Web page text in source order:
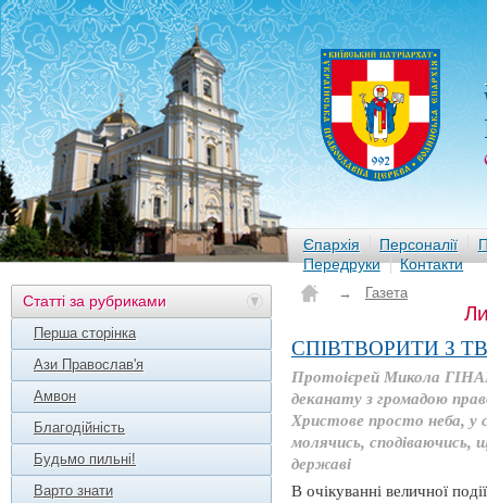
Єпархія Персоналії
Передруки
Контакти
Статті за рубриками
Перша сторінка
Ази Православ'я
Амвон
Благодійність
Будьмо пильні!
Варто знати
→ Газета
СПІВТВОРИТИ З
Протоієрей Микола
деканату з громадою
Христове просто неба, у
молячись, сподіваючись,
державі
В очікуванні величної